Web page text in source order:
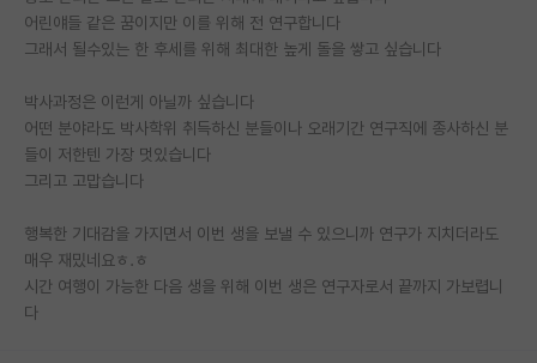
어린얘들 같은 꿈이지만 이를 위해 전 연구합니다
그래서 될수있는 한 후세를 위해 최대한 높게 돌을 쌓고 싶습니다
박사과정은 이런게 아닐까 싶습니다
어떤 분야라도 박사학위 취득하신 분들이나 오래기간 연구직에 종사하신 분
들이 저한텐 가장 멋있습니다
그리고 고맙습니다
행복한 기대감을 가지면서 이번 생을 보낼 수 있으니까 연구가 지치더라도
매우 재밌네요ㅎ.ㅎ
시간 여행이 가능한 다음 생을 위해 이번 생은 연구자로서 끝까지 가보렵니
다